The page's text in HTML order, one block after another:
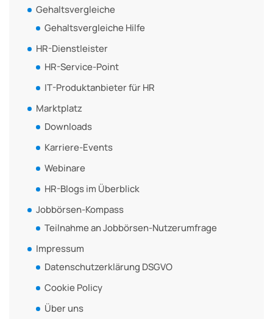
Gehaltsvergleiche
Gehaltsvergleiche Hilfe
HR-Dienstleister
HR-Service-Point
IT-Produktanbieter für HR
Marktplatz
Downloads
Karriere-Events
Webinare
HR-Blogs im Überblick
Jobbörsen-Kompass
Teilnahme an Jobbörsen-Nutzerumfrage
Impressum
Datenschutzerklärung DSGVO
Cookie Policy
Über uns